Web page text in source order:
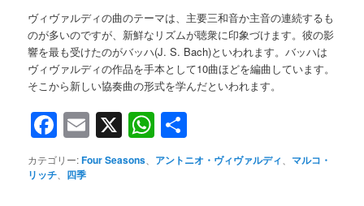
ヴィヴァルディの曲のテーマは、主要三和音か主音の連続するも
のが多いのですが、新鮮なリズムが聴衆に印象づけます。彼の影
響を最も受けたのがバッハ(J. S. Bach)といわれます。バッハは
ヴィヴァルディの作品を手本として10曲ほどを編曲しています。
そこから新しい協奏曲の形式を学んだといわれます。
Facebook
Email
X WhatsApp
有
カテゴリー:Four Seasons アントニオ・ヴィヴァルディ
マルコ・
リッチ
四季